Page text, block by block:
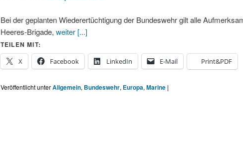
Bei der geplanten Wiederertüchtigung der Bundeswehr gilt alle
Heeres-Brigade, weiter [...]
TEILEN MIT:
X
Facebook LinkedIn E-Mail Print&PDF
Veröffentlicht unterAllgemein, Bundeswehr, Europa, Marine |